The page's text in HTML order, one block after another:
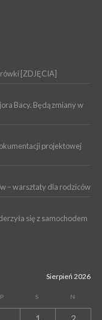
wędrówki
śmierci 32-letniego
[ZDJĘCIA]
Bacy. Będą zmiany w
projektowej
– warsztaty dla rodziców
się z samochodem
Sierpień 2026
P S N